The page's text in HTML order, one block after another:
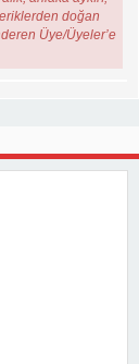
doğan
Üye/Üyeler’e